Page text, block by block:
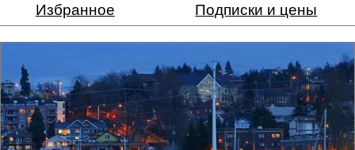
Избранное
Подписки и цены